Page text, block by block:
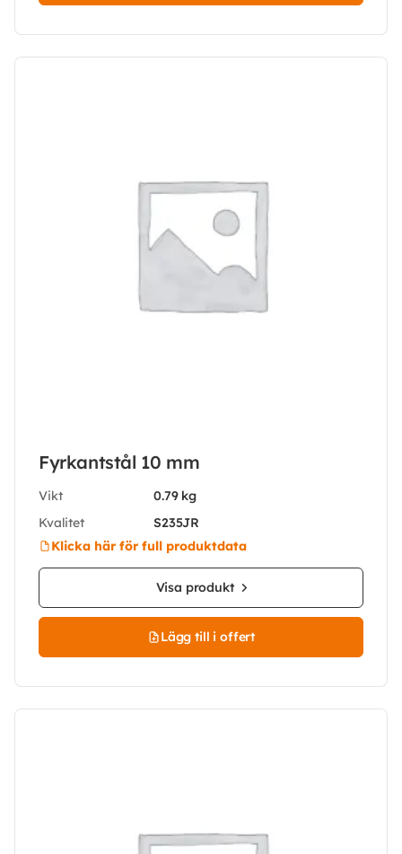
Fyrkantstål 10 mm
Vikt
0.79 kg
Kvalitet
S235JR
Klicka här för full produktdata
Visa produkt
Lägg till i offert